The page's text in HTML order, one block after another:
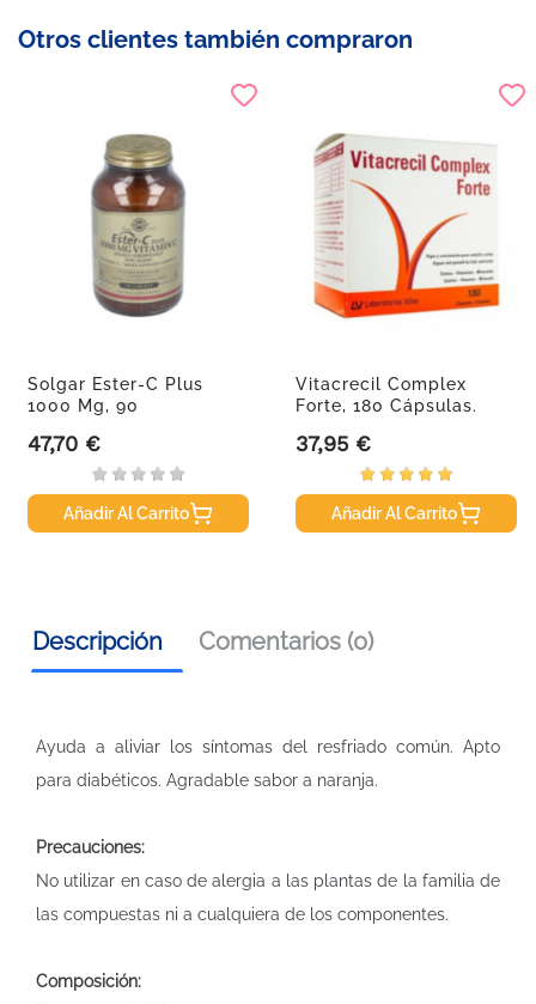
Otros clientes también compraron
Solgar Ester-C Plus
1000 Mg, 90
Precio
47,70 €
Añadir Al Carrito
Vitacrecil Complex
Forte, 180 Cápsulas.
Precio
37,95 €
Añadir Al Carrito
Descripción Comentarios (0)
Ayuda a aliviar los síntomas del resfriado común. Apto
para diabéticos. Agradable sabor a naranja.
Precauciones:
No utilizar en caso de alergia a las plantas de la familia de
las compuestas ni a cualquiera de los componentes.
Composición: